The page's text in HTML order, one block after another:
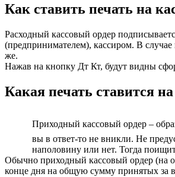
Как ставить печать на
Расходный кассовый ордер
(предпринимателем), кассиром. В
же.
Нажав на кнопку Дт Кт, будут видны
Какая печать ставится
Приходный кассовый ордер –
вы в ответ-то не вникли. Не
наполовину или нет. Тогда
Обычно приходный кассовый ордер (на
конце дня на общую сумму принятых за